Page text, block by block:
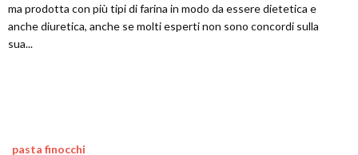
ma prodotta con più tipi di farina in modo da essere dietetica e
anche diuretica, anche se molti esperti non sono concordi sulla
sua...
pasta finocchi